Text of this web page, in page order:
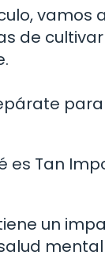
vamos
de
es Tan
un